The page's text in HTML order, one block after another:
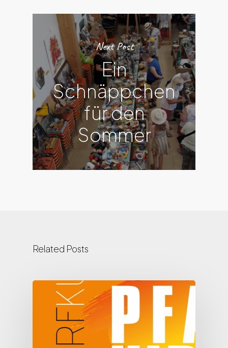
Next Post
Ein
Schnäppchen
für den
Sommer
Related Posts